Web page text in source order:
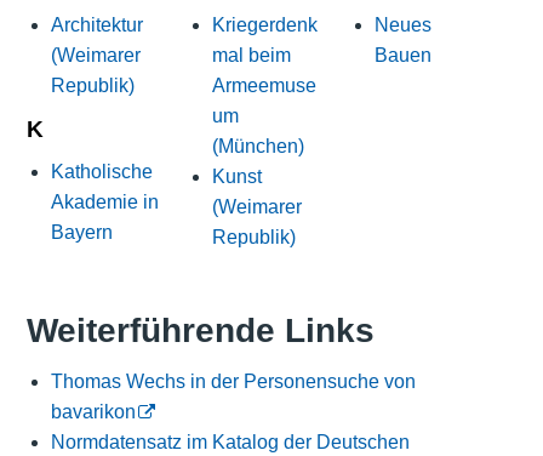
Architektur
(Weimarer
Republik)
K
Katholische
Akademie in
Bayern
Kriegerdenk
mal beim
Armeemuse
um
(München)
Kunst
(Weimarer
Republik)
Neues
Bauen
Weiterführende Links
Thomas Wechs in der Personensuche von
bavarikon
Normdatensatz im Katalog der Deutschen